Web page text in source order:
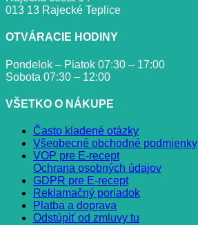
013 13 Rajecké Teplice
OTVÁRACIE HODINY
Pondelok – Piatok 07:30 – 17:00
Sobota 07:30 – 12:00
VŠETKO O NÁKUPE
Často kladené otázky
Všeobecné obchodné podmienky
VOP pre E-recept
Ochrana osobných údajov
GDPR pre E-recept
Reklamačný poriadok
Platba a doprava
Odstúpiť od zmluvy tu